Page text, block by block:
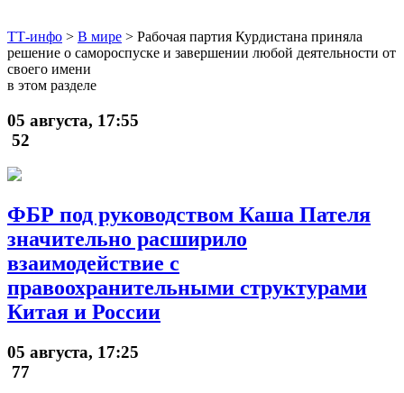
ТТ-инфо > В мире > Рабочая партия Курдистана приняла
решение о самороспуске и завершении любой деятельности от
своего имени
в этом разделе
05 августа, 17:55
52
ФБР под руководством Каша Пателя
значительно расширило
взаимодействие с
правоохранительными структурами
Китая и России
05 августа, 17:25
77